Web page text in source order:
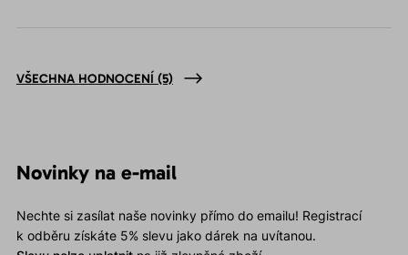
VŠECHNA HODNOCENÍ (5)
Novinky na e-mail
Nechte si zasílat naše novinky přímo do emailu! Registrací
k odběru získáte 5% slevu jako dárek na uvítanou.